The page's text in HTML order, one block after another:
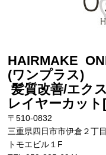
HAIRMAKE
(ワンプラス)
髪質改善/エク
レイヤーカッ
〒510-0832
三重県四日市市伊倉２丁
トモエビル１F